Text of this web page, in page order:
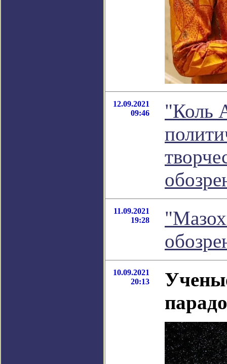
12.09.2021
09:46
"Коль
11.09.2021
19:28
10.09.2021
20:13